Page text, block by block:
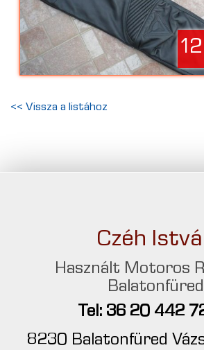
<< Vissza a listához
Czéh
Használt Motoros
Balatonfüred
Tel: 36 20 442
8230 Balatonfüred